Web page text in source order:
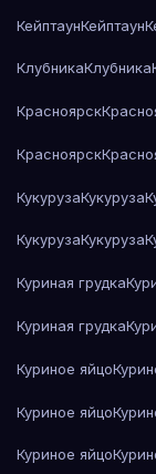
КейптаунКейптаун
КлубникаКлубника
Красноярск
Красноярск
КукурузаКукуруза
КукурузаКукуруза
Куриная грудка
Куриная грудка
Куриное яйцо
Куриное яйцо
Куриное яйцо